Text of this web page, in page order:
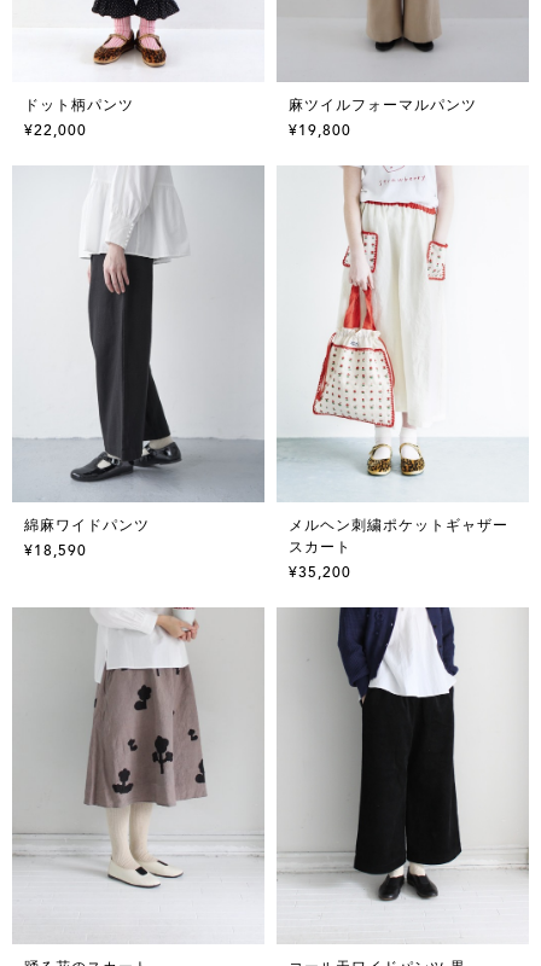
ドット柄パンツ
¥22,000
麻ツイルフォーマルパンツ
¥19,800
綿麻ワイドパンツ
¥18,590
メルヘン刺繍ポケットギャザー
スカート
¥35,200